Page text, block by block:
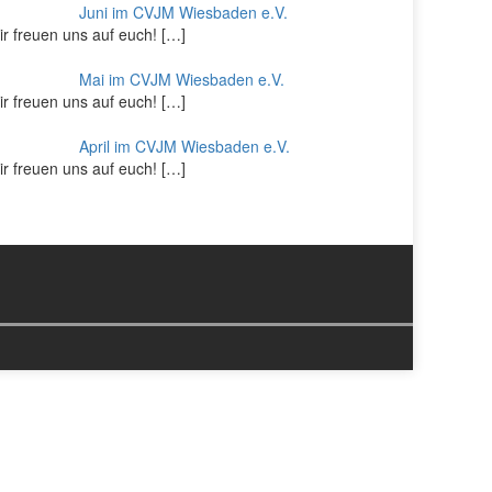
Juni im CVJM Wiesbaden e.V.
freuen uns auf euch! […]
Mai im CVJM Wiesbaden e.V.
freuen uns auf euch! […]
April im CVJM Wiesbaden e.V.
freuen uns auf euch! […]